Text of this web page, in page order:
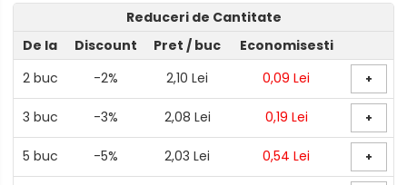
Reduceri de Cantitate
De la
Discount Pret / buc
Economisesti
2buc -2% 2,10 Lei 0,09 Lei +
3 buc -3% 2,08 Lei 0,19 Lei +
5 buc -5% 2,03 Lei 0,54 Lei +